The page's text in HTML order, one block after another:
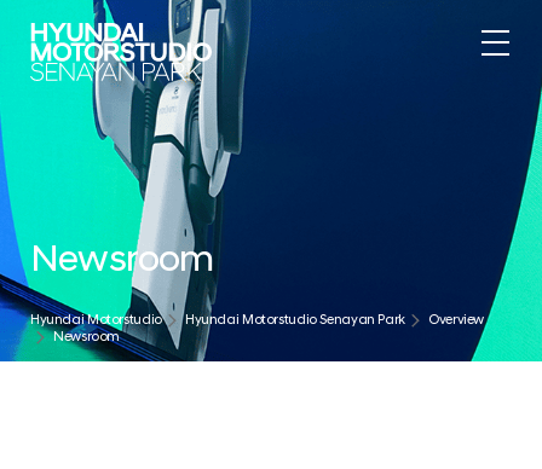
Newsroom
Hyundai Motorstudio Hyundai Motorstudio Senayan Park
Overview
Newsroom